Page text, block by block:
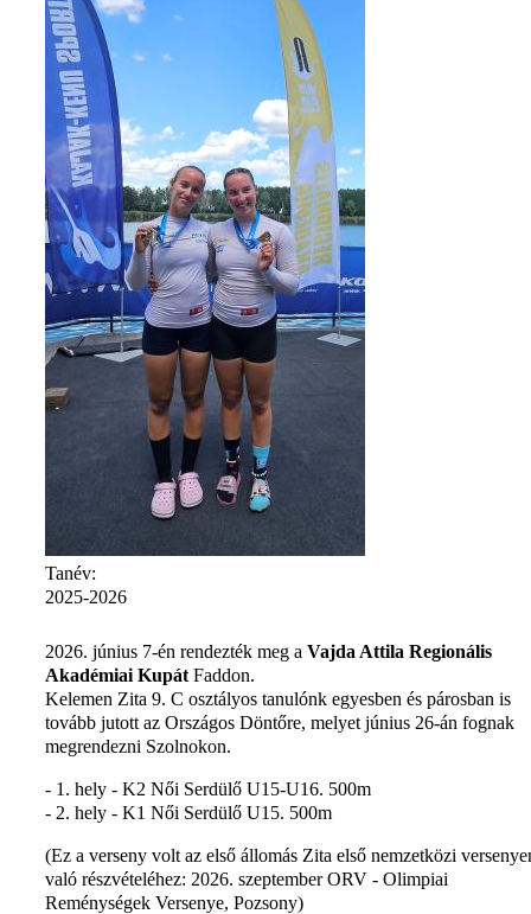
Tanév:
2025-2026
2026. június 7-én rendezték meg a Vajda Attila Regionális
Akadémiai Kupát Faddon.
Kelemen Zita 9. C osztályos tanulónk egyesben és párosban is
tovább jutott az Országos Döntőre, melyet június 26-án fognak
megrendezni Szolnokon.
- 1. hely - K2 Női Serdülő U15-U16. 500m
- 2. hely - K1 Női Serdülő U15. 500m
(Ez a verseny volt az első állomás Zita első nemzetközi
való részvételéhez: 2026. szeptember ORV - Olimpiai
Reménységek Versenye, Pozsony)